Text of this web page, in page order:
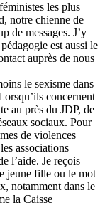
les plus
notre chienne de
de messages. J’y
est aussi le
auprès de nous
le sexisme dans
concernent
au près du JDP, de
sociaux. Pour
de violences
associations
l’aide. Je reçois
jeune fille ou le mot
notamment dans le
la Caisse